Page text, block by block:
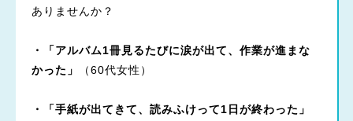
ありませんか？
・「アルバム1冊見るたびに涙が出て、作業が進まな
かった」
（60代女性）
・「手紙が出てきて、読みふけって1日が終わった」